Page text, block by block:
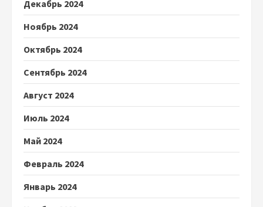
Декабрь 2024
Ноябрь 2024
Октябрь 2024
Сентябрь 2024
Август 2024
Июль 2024
Май 2024
Февраль 2024
Январь 2024